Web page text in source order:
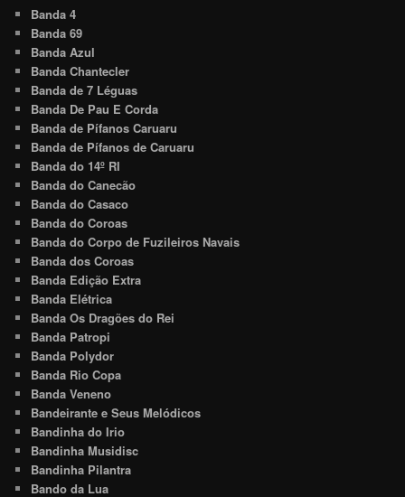
Banda 4
Banda 69
Banda Azul
Banda Chantecler
Banda de 7 Léguas
Banda De Pau E Corda
Banda de Pífanos Caruaru
Banda de Pífanos de Caruaru
Banda do 14º RI
Banda do Canecão
Banda do Casaco
Banda do Coroas
Banda do Corpo de Fuzileiros Navais
Banda dos Coroas
Banda Edição Extra
Banda Elétrica
Banda Os Dragões do Rei
Banda Patropi
Banda Polydor
Banda Rio Copa
Banda Veneno
Bandeirante e Seus Melódicos
Bandinha do Irio
Bandinha Musidisc
Bandinha Pilantra
Bando da Lua